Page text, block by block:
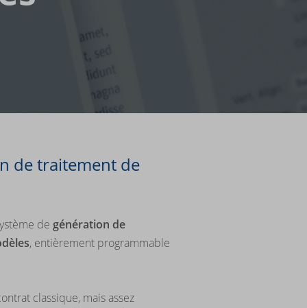
de traitement de
de génération de
, entièrement programmable
classique, mais assez